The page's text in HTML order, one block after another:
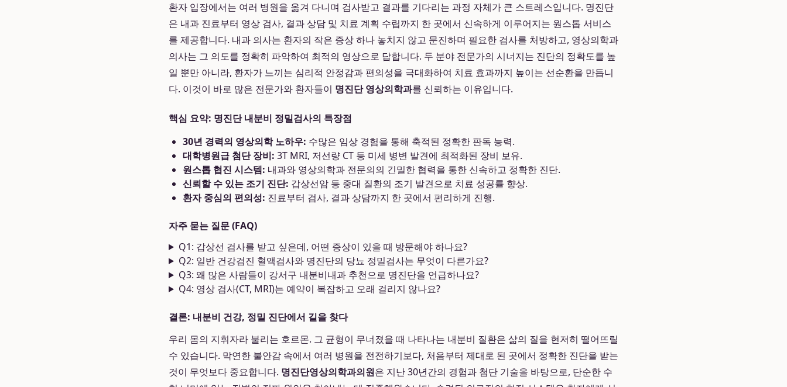
환자 입장에서는 여러 병원을 옮겨 다니며 검사받고 결과를 기다리는 과정 자체가 큰 스트레스입니다. 명진단
은 내과 진료부터 영상 검사, 결과 상담 및 치료 계획 수립까지 한 곳에서 신속하게 이루어지는 원스톱 서비스
를 제공합니다. 내과 의사는 환자의 작은 증상 하나 놓치지 않고 문진하며 필요한 검사를 처방하고, 영상의학과
의사는 그 의도를 정확히 파악하여 최적의 영상으로 답합니다. 두 분야 전문가의 시너지는 진단의 정확도를 높
일 뿐만 아니라, 환자가 느끼는 심리적 안정감과 편의성을 극대화하여 치료 효과까지 높이는 선순환을 만듭니
다. 이것이 바로 많은 전문가와 환자들이 명진단 영상의학과를 신뢰하는 이유입니다.
핵심 요약: 명진단 내분비 정밀검사의 특장점
30년 경력의 영상의학 노하우: 수많은 임상 경험을 통해 축적된 정확한 판독 능력.
대학병원급 첨단 장비: 3T MRI, 저선량 CT 등 미세 병변 발견에 최적화된 장비 보유.
원스톱 협진 시스템: 내과와 영상의학과 전문의의 긴밀한 협력을 통한 신속하고 정확한 진단.
신뢰할 수 있는 조기 진단: 갑상선암 등 중대 질환의 조기 발견으로 치료 성공률 향상.
환자 중심의 편의성: 진료부터 검사, 결과 상담까지 한 곳에서 편리하게 진행.
자주 묻는 질문 (FAQ)
Q1: 갑상선 검사를 받고 싶은데, 어떤 증상이 있을 때 방문해야 하나요?
Q2: 일반 건강검진 혈액검사와 명진단의 당뇨 정밀검사는 무엇이 다른가요?
Q3: 왜 많은 사람들이 강서구 내분비내과 추천으로 명진단을 언급하나요?
Q4: 영상 검사(CT, MRI)는 예약이 복잡하고 오래 걸리지 않나요?
결론: 내분비 건강, 정밀 진단에서 길을 찾다
우리 몸의 지휘자라 불리는 호르몬. 그 균형이 무너졌을 때 나타나는 내분비 질환은 삶의 질을 현저히 떨어뜨릴
수 있습니다. 막연한 불안감 속에서 여러 병원을 전전하기보다, 처음부터 제대로 된 곳에서 정확한 진단을 받는
것이 무엇보다 중요합니다. 명진단영상의학과의원은 지난 30년간의 경험과 첨단 기술을 바탕으로, 단순한 수